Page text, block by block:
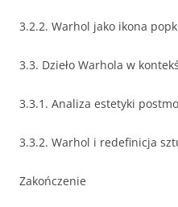
3.2.2. Warhol jako ikona
3.3. Dzieło Warhola w
3.3.1. Analiza estetyki
3.3.2. Warhol i redefinicja
Zakończenie